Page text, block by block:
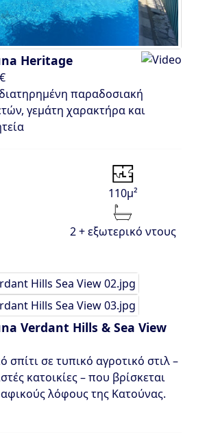
Heritage
παραδοσιακή
γεμάτη χαρακτήρα και
110μ²
2 + εξωτερικό ντους
Verdant Hills & Sea View
σπίτι σε τυπικό αγροτικό στιλ –
κατοικίες – που βρίσκεται
λόφους της Κατούνας.